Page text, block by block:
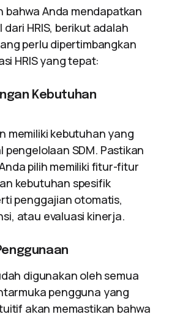
bahwa Anda mendapatkan
HRIS, berikut adalah
perlu dipertimbangkan
HRIS yang tepat:
Kebutuhan
memiliki kebutuhan yang
pengelolaan SDM. Pastikan
pilih memiliki fitur-fitur
kebutuhan spesifik
penggajian otomatis,
atau evaluasi kinerja.
digunakan oleh semua
pengguna yang
akan memastikan bahwa